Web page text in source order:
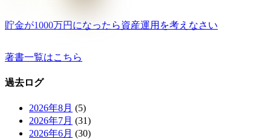
貯金が1000万円になったら資産運用を考えなさい
著書一覧はこちら
過去ログ
2026年8月 (5)
2026年7月 (31)
2026年6月 (30)